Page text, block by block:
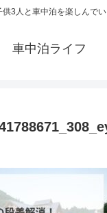
3人と車中泊を楽しんでい
車中泊ライフ